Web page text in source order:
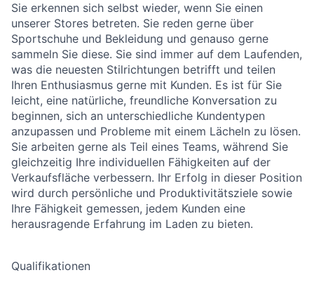
Sie erkennen sich selbst wieder, wenn Sie einen
unserer Stores betreten. Sie reden gerne über
Sportschuhe und Bekleidung und genauso gerne
sammeln Sie diese. Sie sind immer auf dem Laufenden,
was die neuesten Stilrichtungen betrifft und teilen
Ihren Enthusiasmus gerne mit Kunden. Es ist für Sie
leicht, eine natürliche, freundliche Konversation zu
beginnen, sich an unterschiedliche Kundentypen
anzupassen und Probleme mit einem Lächeln zu lösen.
Sie arbeiten gerne als Teil eines Teams, während Sie
gleichzeitig Ihre individuellen Fähigkeiten auf der
Verkaufsfläche verbessern. Ihr Erfolg in dieser Position
wird durch persönliche und Produktivitätsziele sowie
Ihre Fähigkeit gemessen, jedem Kunden eine
herausragende Erfahrung im Laden zu bieten.
Qualifikationen